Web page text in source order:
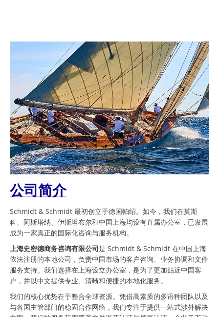
公司简介
Schmidt & Schmidt 最初创立于德国帕绍。如今，我们在莫斯
科、阿斯塔纳、伊斯坦布尔和中国上海均设有直属办公室，已发展
成为一家真正的国际化咨询与服务机构。
上海史密德商务咨询有限公司是 Schmidt & Schmidt 在中国上海
依法注册的本地公司，负责中国市场的客户咨询、业务协调和文件
服务支持。我们选择在上海设立办公室，是为了更加贴近中国客
户，并以中文提供专业、清晰和便捷的本地化服务。
我们的核心优势在于整合全球资源。凭借高素质的多语种团队以及
与各国主管部门的稳固合作网络，我们专注于提供一站式涉外解决